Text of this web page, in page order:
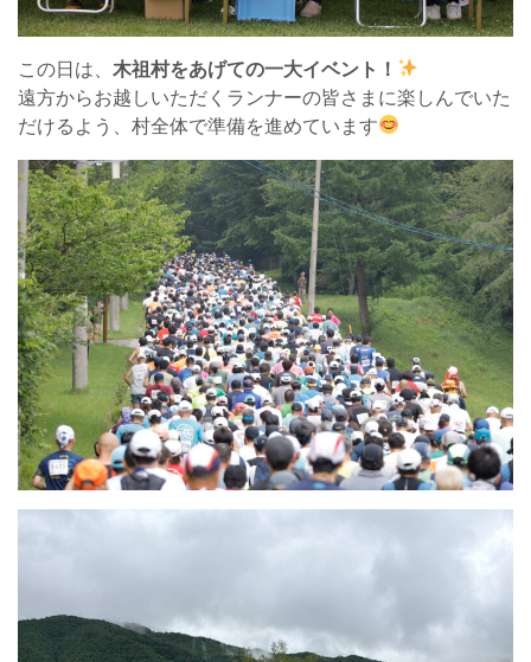
この日は、 木祖村をあげての一大イベント！
遠方からお越しいただくランナーの皆さまに楽しんでいた
だけるよう、村全体で準備を進めています